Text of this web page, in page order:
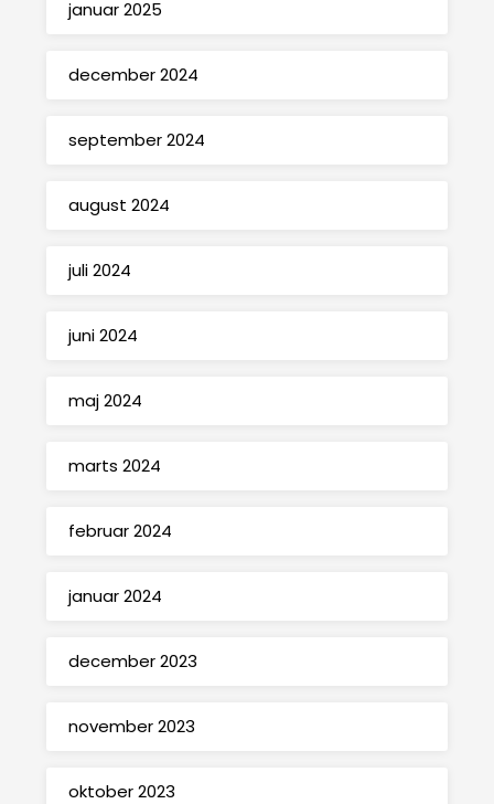
januar 2025
december 2024
september 2024
august 2024
juli 2024
juni 2024
maj 2024
marts 2024
februar 2024
januar 2024
december 2023
november 2023
oktober 2023